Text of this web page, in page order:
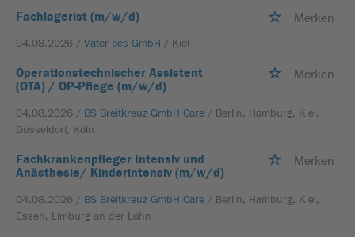
Fachlagerist (m/w/d) Merken
04.08.2026 / Vater pcs GmbH / Kiel
Operationstechnischer Assistent
(OTA) / OP-Pflege (m/w/d)
Merken
04.08.2026 / BS Breitkreuz GmbH Care / Berlin, Hamburg, Kiel,
Düsseldorf, Köln
Fachkrankenpfleger Intensiv und
Anästhesie/ Kinderintensiv (m/w/d)
Merken
04.08.2026 / BS Breitkreuz GmbH Care / Berlin, Hamburg, Kiel,
Essen, Limburg an der Lahn